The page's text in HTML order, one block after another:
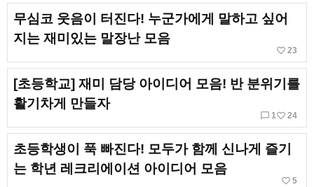
무심코 웃음이 터진다! 누군가에게 말하고 싶어
지는 재미있는 말장난 모음
favorite_border 23
[초등학교] 재미 담당 아이디어 모음! 반 분위기를
활기차게 만들자
chat_bubble_outline 1 favorite_border 24
초등학생이 푹 빠진다! 모두가 함께 신나게 즐기
는 학년 레크리에이션 아이디어 모음
favorite_border 5